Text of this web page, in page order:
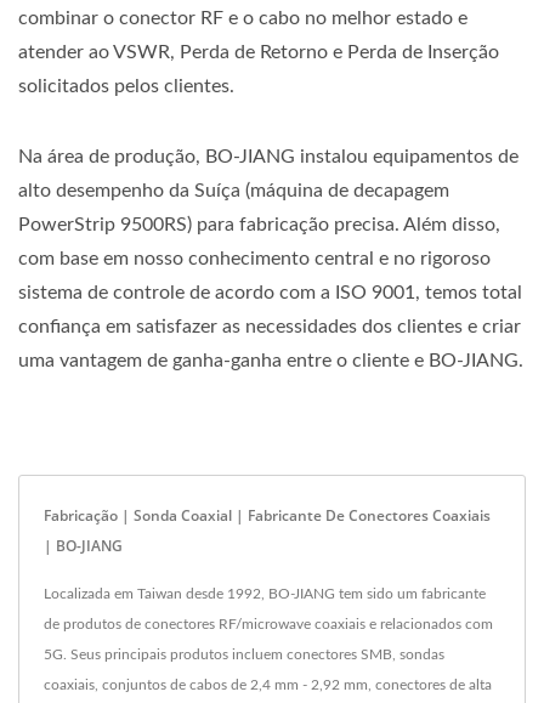
combinar o conector RF e o cabo no melhor estado e
atender ao VSWR, Perda de Retorno e Perda de Inserção
solicitados pelos clientes.
Na área de produção, BO-JIANG instalou equipamentos de
alto desempenho da Suíça (máquina de decapagem
PowerStrip 9500RS) para fabricação precisa. Além disso,
com base em nosso conhecimento central e no rigoroso
sistema de controle de acordo com a ISO 9001, temos total
confiança em satisfazer as necessidades dos clientes e criar
uma vantagem de ganha-ganha entre o cliente e BO-JIANG.
Fabricação | Sonda Coaxial | Fabricante De Conectores Coaxiais
| BO-JIANG
Localizada em Taiwan desde 1992, BO-JIANG tem sido um fabricante
de produtos de conectores RF/microwave coaxiais e relacionados com
5G. Seus principais produtos incluem conectores SMB, sondas
coaxiais, conjuntos de cabos de 2,4 mm - 2,92 mm, conectores de alta